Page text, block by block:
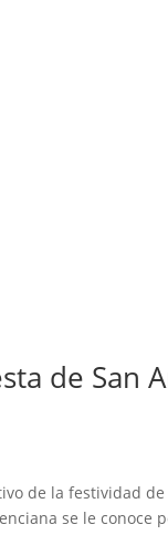
de San
de la festividad
se le conoce